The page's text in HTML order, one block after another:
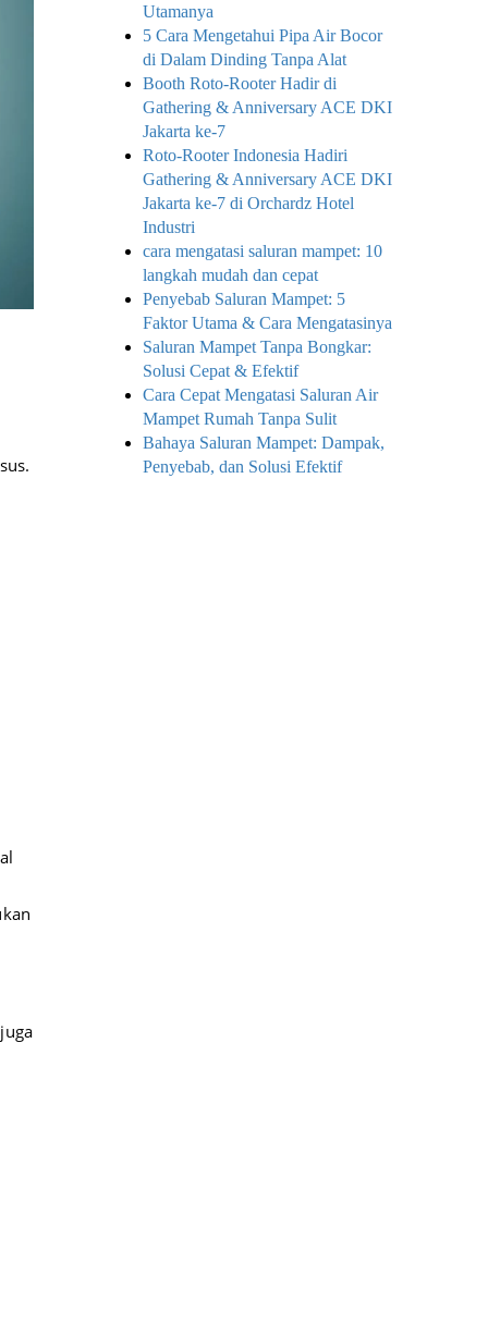
Utamanya
5 Cara Mengetahui Pipa Air Bocor
di Dalam Dinding Tanpa Alat
Booth Roto-Rooter Hadir di
Gathering & Anniversary ACE DKI
Jakarta ke-7
Roto-Rooter Indonesia Hadiri
Gathering & Anniversary ACE DKI
Jakarta ke-7 di Orchardz Hotel
Industri
cara mengatasi saluran mampet: 10
langkah mudah dan cepat
Penyebab Saluran Mampet: 5
Faktor Utama & Cara Mengatasinya
Saluran Mampet Tanpa Bongkar:
Solusi Cepat & Efektif
Cara Cepat Mengatasi Saluran Air
Mampet Rumah Tanpa Sulit
Bahaya Saluran Mampet: Dampak,
Penyebab, dan Solusi Efektif